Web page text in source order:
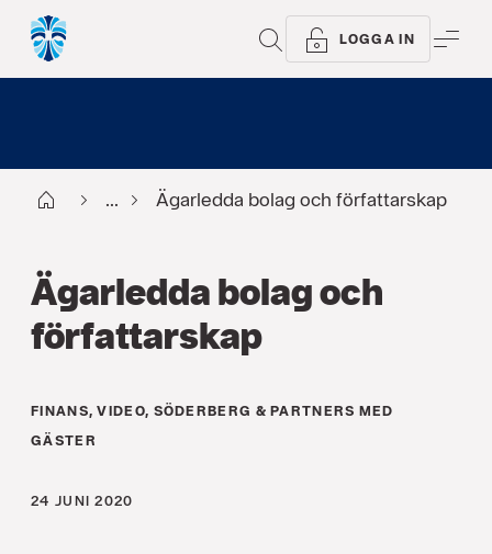
SÖK LOGGA IN
Start ... Ägarledda bolag och författarskap
Ägarledda bolag och
författarskap
FINANS,VIDEO, SÖDERBERG & PARTNERS MED
GÄSTER
24 JUNI 2020